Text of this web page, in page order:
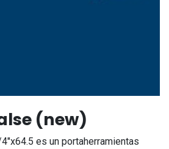
(new)
es un portaherramientas